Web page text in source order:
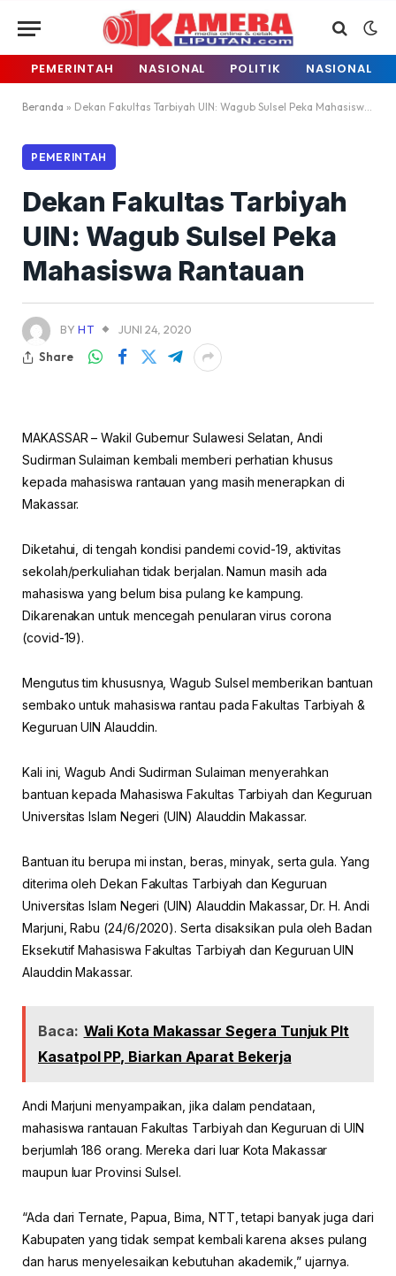
PEMERINTAH NASIONAL POLITIK NASIONAL
Beranda » Dekan Fakultas Tarbiyah UIN: Wagub Sulsel Peka Mahasiswa Rantauan
PEMERINTAH
Dekan Fakultas Tarbiyah
UIN: Wagub Sulsel Peka
Mahasiswa Rantauan
BY HT
JUNI 24, 2020
Share
MAKASSAR – Wakil Gubernur Sulawesi Selatan, Andi
Sudirman Sulaiman kembali memberi perhatian khusus
kepada mahasiswa rantauan yang masih menerapkan di
Makassar.
Diketahui, di tengah kondisi pandemi covid-19, aktivitas
sekolah/perkuliahan tidak berjalan. Namun masih ada
mahasiswa yang belum bisa pulang ke kampung.
Dikarenakan untuk mencegah penularan virus corona
(covid-19).
Mengutus tim khususnya, Wagub Sulsel memberikan bantuan
sembako untuk mahasiswa rantau pada Fakultas Tarbiyah &
Keguruan UIN Alauddin.
Kali ini, Wagub Andi Sudirman Sulaiman menyerahkan
bantuan kepada Mahasiswa Fakultas Tarbiyah dan Keguruan
Universitas Islam Negeri (UIN) Alauddin Makassar.
Bantuan itu berupa mi instan, beras, minyak, serta gula. Yang
diterima oleh Dekan Fakultas Tarbiyah dan Keguruan
Universitas Islam Negeri (UIN) Alauddin Makassar, Dr. H. Andi
Marjuni, Rabu (24/6/2020). Serta disaksikan pula oleh Badan
Eksekutif Mahasiswa Fakultas Tarbiyah dan Keguruan UIN
Alauddin Makassar.
Baca: Wali Kota Makassar Segera Tunjuk Plt
Kasatpol PP, Biarkan Aparat Bekerja
Andi Marjuni menyampaikan, jika dalam pendataan,
mahasiswa rantauan Fakultas Tarbiyah dan Keguruan di UIN
berjumlah 186 orang. Mereka dari luar Kota Makassar
maupun luar Provinsi Sulsel.
“Ada dari Ternate, Papua, Bima, NTT, tetapi banyak juga dari
Kabupaten yang tidak sempat kembali karena akses pulang
dan harus menyelesaikan kebutuhan akademik,” ujarnya.